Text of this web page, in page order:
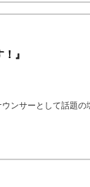
』
ンサーとして話題